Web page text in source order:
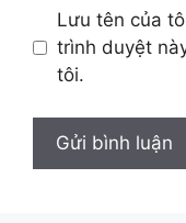
Lưu tên của
trình duyệt
tôi.